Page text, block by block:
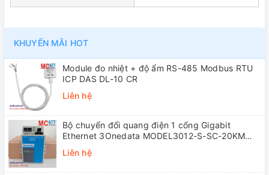
KHUYẾN MÃI HOT
Module đo nhiệt + độ ẩm RS-485 Modbus RTU
ICP DAS DL-10 CR
Liên hệ
Bộ chuyển đổi quang điện 1 cổng Gigabit
Ethernet 3Onedata MODEL3012-S-SC-20KM
Liên hệ